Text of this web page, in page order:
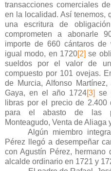
transacciones comerciales
en la localidad. Así tenemos,
una escritura de
comprometen a abonarle
importe de 660 cántaros
igual modo, en 1720[2] se
sueldos por el valor de
compuesto por 101 ovejas.
de Murcia, Alfonso
Gaya, en el año 1724[3] se
libras por el precio de 2.400
para el abasto de las
Monteagudo, Venta de Aliaga
Algún miembro
Pérez llegó a desempeñar
con Agustín Pérez, hermano
alcalde ordinario en 1721 y